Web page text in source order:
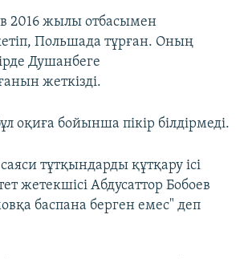
2016 жылы отбасымен
Польшада тұрған. Оның
Душанбеге
жеткізді.
оқиға бойынша пікір білдірмеді.
тұтқындарды құтқару ісі
жетекшісі Абдусаттор Бобоев
баспана берген емес" деп